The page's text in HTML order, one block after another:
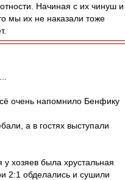
Начиная с их чинуш и
мы их не наказали тоже
очень напомнило Бенфику
а в гостях выступали
у хозяев была хрустальная
2:1 обделались и сушили